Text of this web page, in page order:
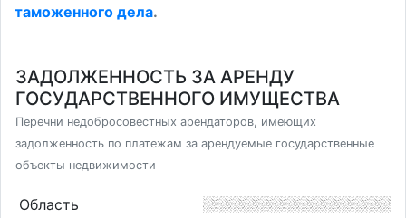
таможенного дела.
ЗАДОЛЖЕННОСТЬ ЗА АРЕНДУ
ГОСУДАРСТВЕННОГО ИМУЩЕСТВА
Перечни недобросовестных арендаторов, имеющих
задолженность по платежам за арендуемые государственные
объекты недвижимости
Область